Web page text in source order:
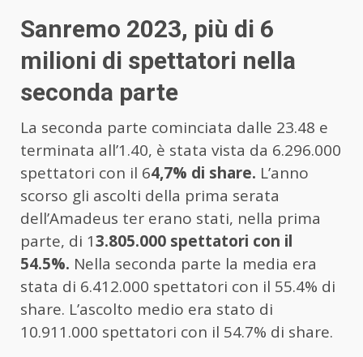
Sanremo 2023, più di 6
milioni di spettatori nella
seconda parte
La seconda parte cominciata dalle 23.48 e
terminata all’1.40, è stata vista da 6.296.000
spettatori con il 64,7% di share. L’anno
scorso gli ascolti della prima serata
dell’Amadeus ter erano stati, nella prima
parte, di 13.805.000 spettatori con il
54.5%. Nella seconda parte la media era
stata di 6.412.000 spettatori con il 55.4% di
share. L’ascolto medio era stato di
10.911.000 spettatori con il 54.7% di share.